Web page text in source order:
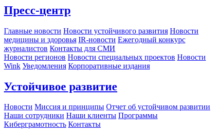
Пресс-центр
Главные новости Новости устойчивого развития Новости
медицины и здоровья IR-новости Ежегодный конкурс
журналистов Контакты для СМИ
Новости регионов Новости специальных проектов Новости
Wink Уведомления Корпоративные издания
Устойчивое развитие
Новости Миссия и принципы Отчет об устойчивом развитии
Наши сотрудники Наши клиенты Программы
Киберграмотность Контакты